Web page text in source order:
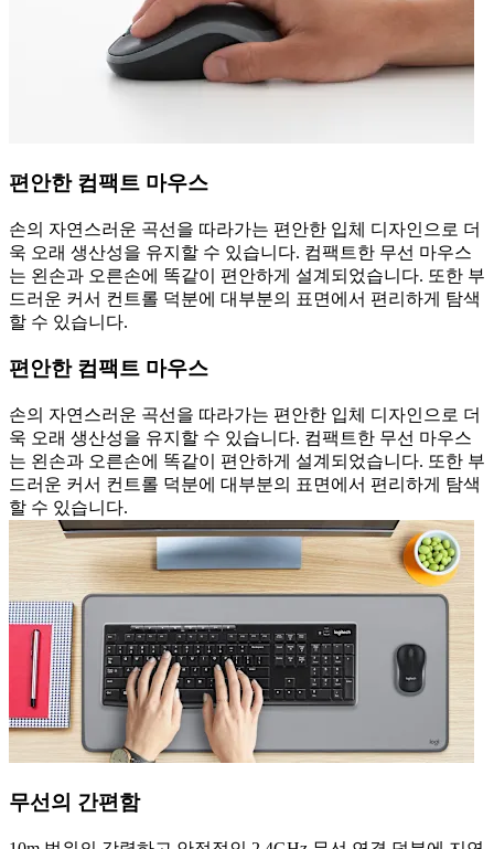
편안한 컴팩트 마우스
손의 자연스러운 곡선을 따라가는 편안한 입체 디자인으로 더
욱 오래 생산성을 유지할 수 있습니다. 컴팩트한 무선 마우스
는 왼손과 오른손에 똑같이 편안하게 설계되었습니다. 또한 부
드러운 커서 컨트롤 덕분에 대부분의 표면에서 편리하게 탐색
할 수 있습니다.
편안한 컴팩트 마우스
손의 자연스러운 곡선을 따라가는 편안한 입체 디자인으로 더
욱 오래 생산성을 유지할 수 있습니다. 컴팩트한 무선 마우스
는 왼손과 오른손에 똑같이 편안하게 설계되었습니다. 또한 부
드러운 커서 컨트롤 덕분에 대부분의 표면에서 편리하게 탐색
할 수 있습니다.
무선의 간편함